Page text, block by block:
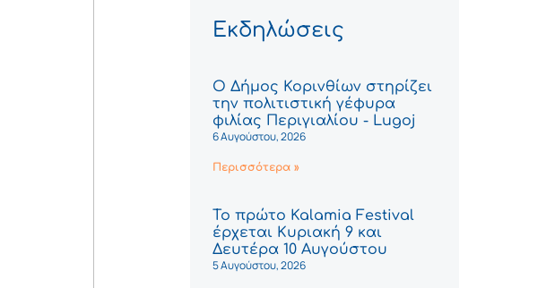
Εκδηλώσεις
Ο Δήμος Κορινθίων στηρίζει
την πολιτιστική γέφυρα
φιλίας Περιγιαλίου - Lugoj
6 Αυγούστου, 2026
Περισσότερα »
Το πρώτο Kalamia Festival
έρχεται Κυριακή 9 και
Δευτέρα 10 Αυγούστου
5 Αυγούστου, 2026